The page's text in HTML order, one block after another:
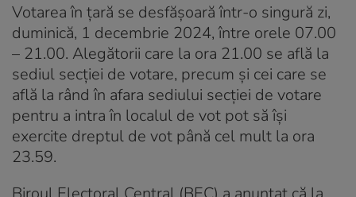
Votarea în țară se desfășoară într-o singură zi,
duminică, 1 decembrie 2024, între orele 07.00
– 21.00. Alegătorii care la ora 21.00 se află la
sediul secției de votare, precum și cei care se
află la rând în afara sediului secției de votare
pentru a intra în localul de vot pot să își
exercite dreptul de vot până cel mult la ora
23.59.